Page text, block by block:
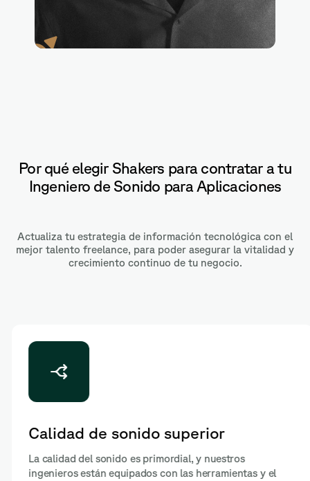
Por qué elegir Shakers para contratar a tu
Ingeniero de Sonido para Aplicaciones
Actualiza tu estrategia de información tecnológica con el
mejor talento freelance, para poder asegurar la vitalidad y
crecimiento continuo de tu negocio.
Calidad de sonido superior
La calidad del sonido es primordial, y nuestros
ingenieros están equipados con las herramientas y el